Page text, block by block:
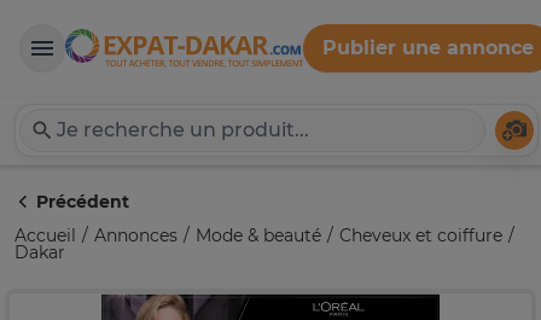
Expat-Dakar
Publier une annonce
Précédent
Accueil
Annonces Mode & beauté Cheveux et coiffure
Dakar